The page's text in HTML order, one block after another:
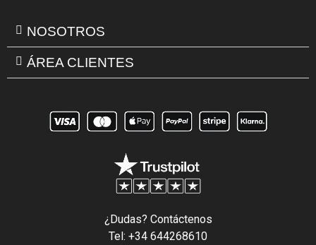
NOSOTROS
ÁREA CLIENTES
¿Dudas? Contáctenos
Tel: +34 644268610